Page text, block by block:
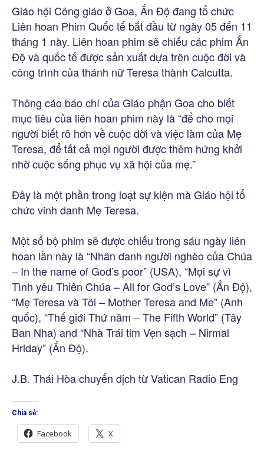
Giáo hội Công giáo ở Goa, Ấn Độ đang tổ chức
Liên hoan Phim Quốc tế bắt đầu từ ngày 05 đến 11
tháng 1 này. Liên hoan phim sẽ chiếu các phim Ấn
Độ và quốc tế được sản xuất dựa trên cuộc đời và
công trình của thánh nữ Teresa thành Calcutta.
Thông cáo báo chí của Giáo phận Goa cho biết
mục tiêu của liên hoan phim này là “để cho mọi
người biết rõ hơn về cuộc đời và việc làm của Mẹ
Teresa, để tất cả mọi người được thêm hứng khởi
nhờ cuộc sống phục vụ xã hội của mẹ.”
Đây là một phần trong loạt sự kiện mà Giáo hội tổ
chức vinh danh Mẹ Teresa.
Một số bộ phim sẽ được chiếu trong sáu ngày liên
hoan lần này là “Nhân danh người nghèo của Chúa
– In the name of God’s poor” (USA), “Mọi sự vì
Tình yêu Thiên Chúa – All for God’s Love” (Ấn Độ),
“Mẹ Teresa và Tôi – Mother Teresa and Me” (Anh
quốc), “Thế giới Thứ năm – The Fifth World” (Tây
Ban Nha) and “Nhà Trái tim Vẹn sạch – Nirmal
Hriday” (Ấn Độ).
J.B. Thái Hòa chuyển dịch từ Vatican Radio Eng
Chia sẻ:
Facebook X